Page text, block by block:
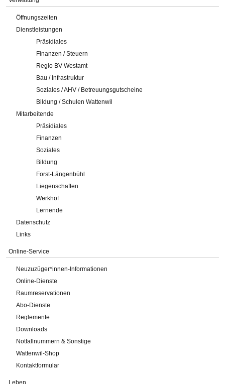
Öffnungszeiten
Dienstleistungen
Präsidiales
Finanzen / Steuern
Regio BV Westamt
Bau / Infrastruktur
Soziales / AHV / Betreuungsgutscheine
Bildung / Schulen Wattenwil
Mitarbeitende
Präsidiales
Finanzen
Soziales
Bildung
Forst-Längenbühl
Liegenschaften
Werkhof
Lernende
Datenschutz
Links
Online-Service
Neuzuzüger*innen-Informationen
Online-Dienste
Raumreservationen
Abo-Dienste
Reglemente
Downloads
Notfallnummern & Sonstige
Wattenwil-Shop
Kontaktformular
Leben